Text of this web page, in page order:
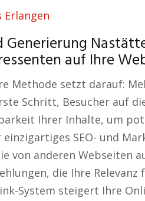
Erlangen
Generierung
auf Ihre
Methode setzt darauf:
Schritt, Besucher auf
Ihrer Inhalte, um
einzigartiges SEO- und
von anderen Webseiten
die Ihre
System steigert Ihre